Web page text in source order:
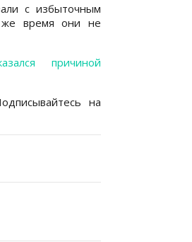
с избыточным
же время они не
причиной
на